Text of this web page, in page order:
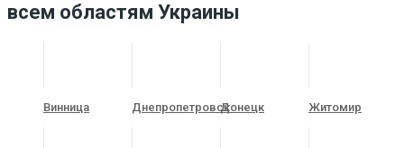
всем областям Украины
Винница ДнепропетровскДонецк Житомир